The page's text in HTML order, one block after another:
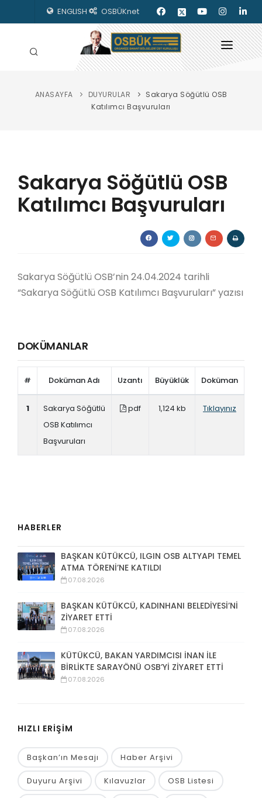
ENGLISH OSBÜKnet
HAKKIMIZDA
KILAVUZLAR
YAYINLARIMIZ
ANASAYFA DUYURULAR
Sakarya Söğütlü OSB
Katılımcı Başvuruları
Sakarya Söğütlü OSB
Katılımcı Başvuruları
Sakarya Söğütlü OSB’nin 24.04.2024 tarihli
“Sakarya Söğütlü OSB Katılımcı Başvuruları” yazısı
DOKÜMANLAR
# Doküman Adı Uzantı Büyüklük Doküman
1
Sakarya Söğütlü
OSB Katılımcı
Başvuruları
pdf 1,124 kb Tıklayınız
HABERLER
BAŞKAN KÜTÜKCÜ, ILGIN OSB ALTYAPI TEMEL
ATMA TÖRENİ’NE KATILDI
07.08.2026
BAŞKAN KÜTÜKCÜ, KADINHANI BELEDİYESİ’Nİ
ZİYARET ETTİ
07.08.2026
KÜTÜKCÜ, BAKAN YARDIMCISI İNAN İLE
BİRLİKTE SARAYÖNÜ OSB’Yİ ZİYARET ETTİ
07.08.2026
HIZLI ERİŞİM
Başkan’ın Mesajı Haber Arşivi
Duyuru Arşivi Kılavuzlar OSB Listesi